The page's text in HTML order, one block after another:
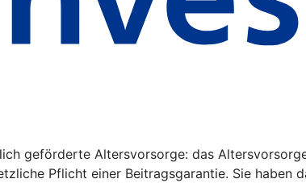
geförderte Altersvorsorge: das
Pflicht einer Beitragsgarantie. Sie haben